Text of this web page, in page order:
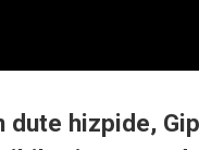
hizpide,